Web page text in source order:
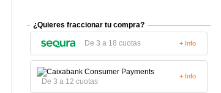
¿Quieres fraccionar tu compra?
De 3 a 18 cuotas + Info
De 3 a 12 cuotas
+ Info